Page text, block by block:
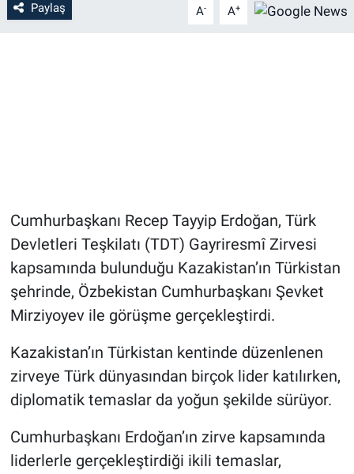
Paylaş A- A+
Cumhurbaşkanı Recep Tayyip Erdoğan, Türk
Devletleri Teşkilatı (TDT) Gayriresmî Zirvesi
kapsamında bulunduğu Kazakistan’ın Türkistan
şehrinde, Özbekistan Cumhurbaşkanı Şevket
Mirziyoyev ile görüşme gerçekleştirdi.
Kazakistan’ın Türkistan kentinde düzenlenen
zirveye Türk dünyasından birçok lider katılırken,
diplomatik temaslar da yoğun şekilde sürüyor.
Cumhurbaşkanı Erdoğan’ın zirve kapsamında
liderlerle gerçekleştirdiği ikili temaslar,